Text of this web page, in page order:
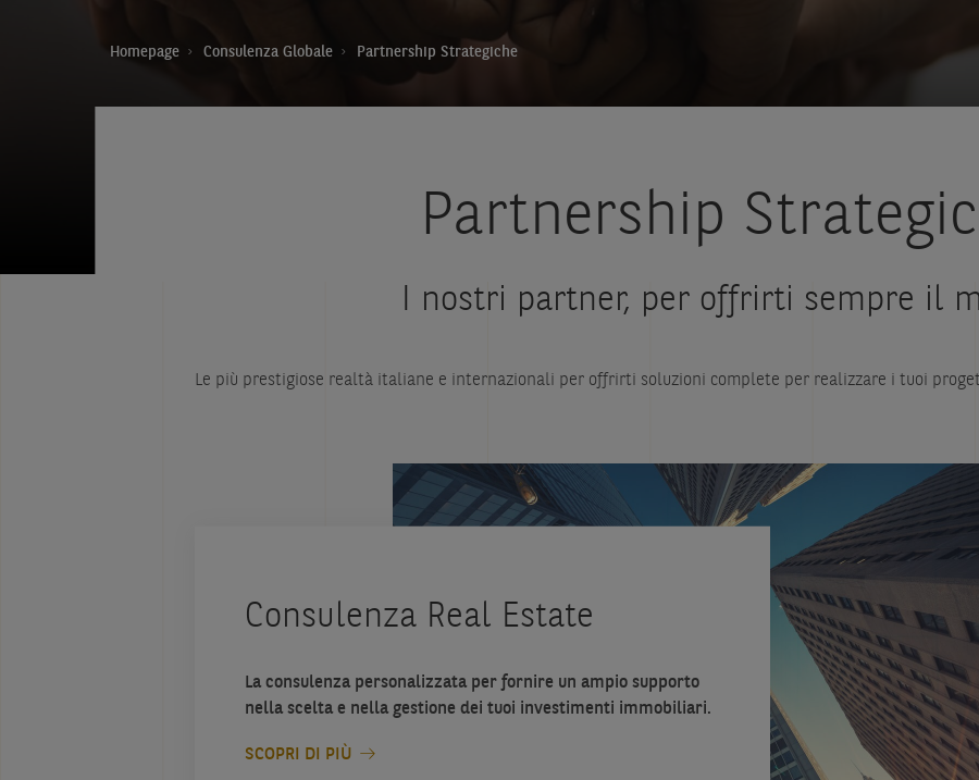
Homepage Consulenza Globale Partnership Strategiche
Partnership
I nostri partner, per offrirti sempre il
Le più prestigiose realtà italiane e internazionali per offrirti soluzioni complete per realizzare i tuoi
Consulenza Real Estate
La consulenza personalizzata per fornire un ampio supporto
nella scelta e nella gestione dei tuoi investimenti immobiliari.
SCOPRI DI PIÙ